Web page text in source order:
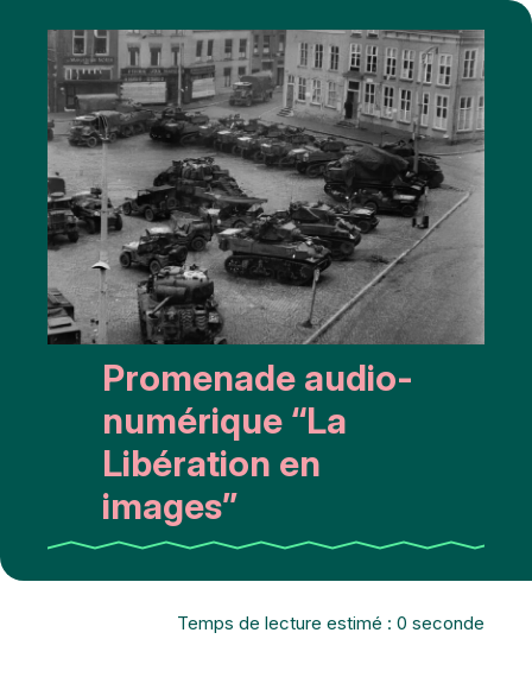
Promenade audio-
numérique “La
Libération en
images”
Temps de lecture estimé : 0 seconde